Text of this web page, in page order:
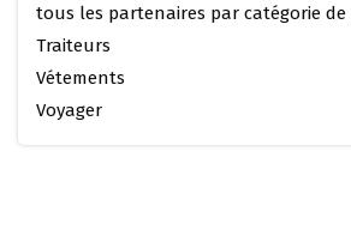
tous les partenaires par catégorie de
Traiteurs
Vétements
Voyager